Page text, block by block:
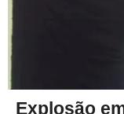
Explosão